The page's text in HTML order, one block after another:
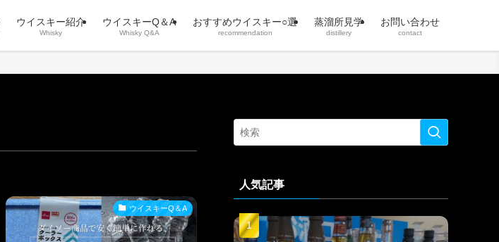
ウイスキー紹介
Whisky
ウイスキーQ＆A
Whisky Q&A
おすすめウイスキー○選
recommendation
蒸溜所見学
distillery
お問い合わせ
contact
ウイスキーQ＆A
人気記事